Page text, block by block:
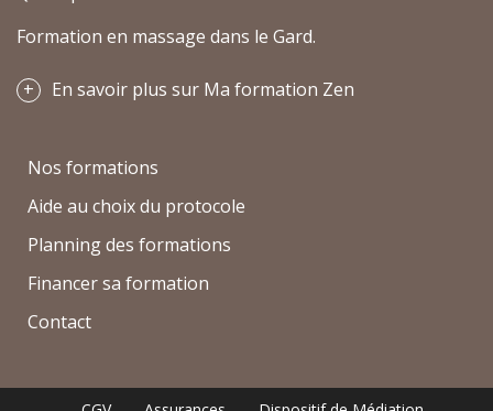
Formation en massage dans le Gard.
En savoir plus sur Ma formation Zen
Nos formations
Aide au choix du protocole
Planning des formations
Financer sa formation
Contact